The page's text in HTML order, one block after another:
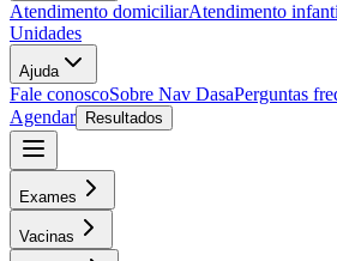
Atendimento domiciliarAtendimento
Unidades
Ajuda
Fale conoscoSobre Nav DasaPerguntas
Agendar
Resultados
Exames
Vacinas